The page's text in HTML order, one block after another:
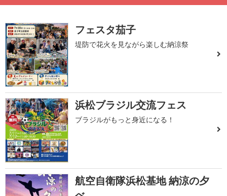
フェスタ茄子
堤防で花火を見ながら楽しむ納涼祭
浜松ブラジル交流フェス
ブラジルがもっと身近になる！
航空自衛隊浜松基地 納涼の夕